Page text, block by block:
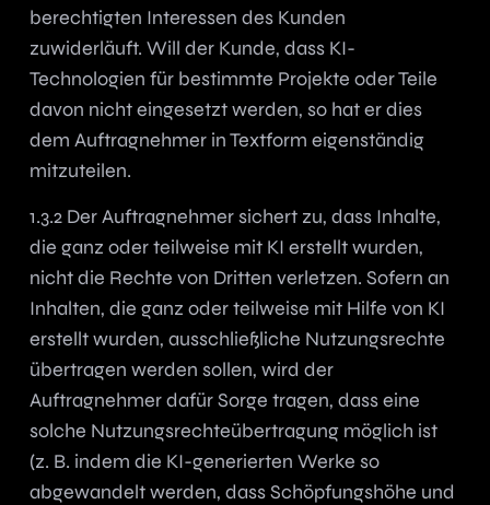
berechtigten Interessen des Kunden
zuwiderläuft. Will der Kunde, dass KI-
Technologien für bestimmte Projekte oder Teile
davon nicht eingesetzt werden, so hat er dies
dem Auftragnehmer in Textform eigenständig
mitzuteilen.
1.3.2 Der Auftragnehmer sichert zu, dass Inhalte,
die ganz oder teilweise mit KI erstellt wurden,
nicht die Rechte von Dritten verletzen. Sofern an
Inhalten, die ganz oder teilweise mit Hilfe von KI
erstellt wurden, ausschließliche Nutzungsrechte
übertragen werden sollen, wird der
Auftragnehmer dafür Sorge tragen, dass eine
solche Nutzungsrechteübertragung möglich ist
(z. B. indem die KI-generierten Werke so
abgewandelt werden, dass Schöpfungshöhe und